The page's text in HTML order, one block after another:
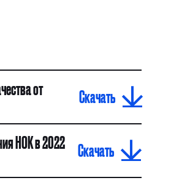
от
Скачать
НОК в 2022
Скачать